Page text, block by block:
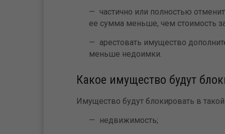
частично или полностью
ее сумма меньше, чем стоимость
арестовать имущество
меньше недоимки.
Какое имущество будут
Имущество будут блокировать в
недвижимость;